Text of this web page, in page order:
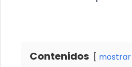
Contenidos mostrar